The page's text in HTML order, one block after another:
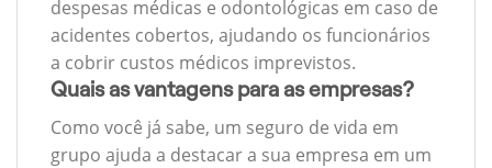
despesas médicas e odontológicas em caso de
acidentes cobertos, ajudando os funcionários
a cobrir custos médicos imprevistos.
Quais as vantagens para as empresas?
Como você já sabe, um seguro de vida em
grupo ajuda a destacar a sua empresa em um